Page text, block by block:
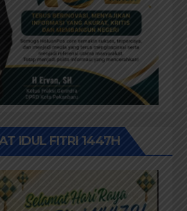
IDUL FITRI 1447H